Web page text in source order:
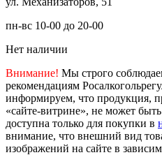
пн-вс 10-00 до 20-00
Нет наличии
Внимание! Мы строго
рекомендациям
информируем, что продукция,
«сайте-витрине», не может
доступна только для покупки в
внимание, что внешний вид
изображений на сайте в